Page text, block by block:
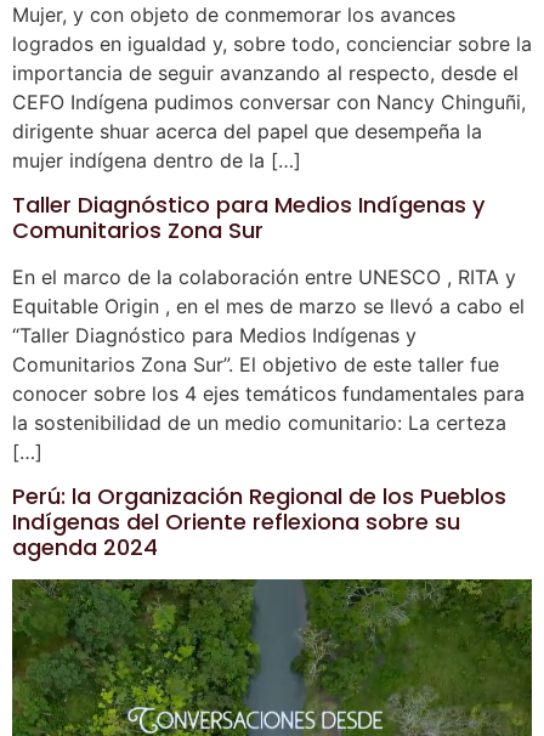
Mujer, y con objeto de conmemorar los avances
logrados en igualdad y, sobre todo, concienciar sobre la
importancia de seguir avanzando al respecto, desde el
CEFO Indígena pudimos conversar con Nancy Chinguñi,
dirigente shuar acerca del papel que desempeña la
mujer indígena dentro de la […]
Taller Diagnóstico para Medios Indígenas y
Comunitarios Zona Sur
En el marco de la colaboración entre UNESCO , RITA y
Equitable Origin , en el mes de marzo se llevó a cabo el
“Taller Diagnóstico para Medios Indígenas y
Comunitarios Zona Sur”. El objetivo de este taller fue
conocer sobre los 4 ejes temáticos fundamentales para
la sostenibilidad de un medio comunitario: La certeza
[…]
Perú: la Organización Regional de los Pueblos
Indígenas del Oriente reflexiona sobre su
agenda 2024